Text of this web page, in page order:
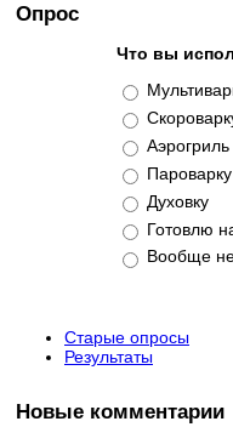
Опрос
Что вы
Варианты
Аэрогриль
Пароварку
Духовку
Готовлю
Вообще
Старые опросы
Результаты
Новые комментарии